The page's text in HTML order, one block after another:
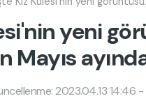
yeni
Mayıs
2023.04.13 14:46 -